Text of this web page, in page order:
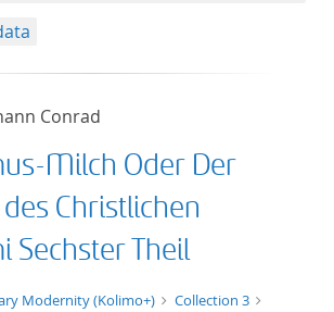
Conrad
Milch Oder Der
Christlichen
Sechster Theil
Modernity (Kolimo+)
Collection 3